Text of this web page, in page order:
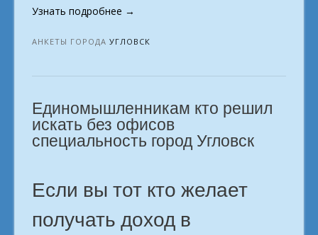
Узнать подробнее «Перестань
Заработок
из
с
ноутбука.
в
городе
→
АНКЕТЫ ГОРОДА УГЛОВСК
Единомышленникам кто решил
искать без офисов
специальность город Угловск
Если вы тот кто желает
получать доход в